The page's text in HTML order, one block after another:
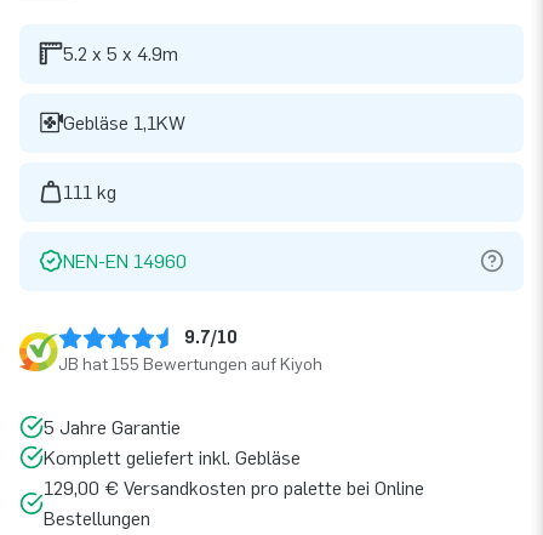
5.2 x 5 x 4.9m
Gebläse 1,1KW
111 kg
NEN-EN 14960
9.7/10
JB hat 155 Bewertungen auf Kiyoh
5 Jahre Garantie
Komplett geliefert inkl. Gebläse
129,00 € Versandkosten pro palette bei Online
Bestellungen